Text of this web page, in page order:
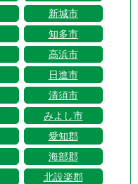
新城市
知多市
高浜市
日進市
清須市
みよし市
愛知郡
海部郡
北設楽郡